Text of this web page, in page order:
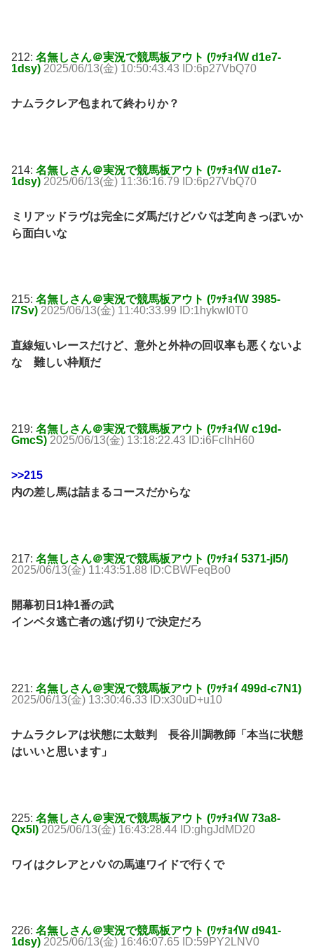
212: 名無しさん＠実況で競馬板アウト (ﾜｯﾁｮｲW d1e7-
1dsy) 2025/06/13(金) 10:50:43.43 ID:6p27VbQ70
ナムラクレア包まれて終わりか？
214: 名無しさん＠実況で競馬板アウト (ﾜｯﾁｮｲW d1e7-
1dsy) 2025/06/13(金) 11:36:16.79 ID:6p27VbQ70
ミリアッドラヴは完全にダ馬だけどパパは芝向きっぽいか
ら面白いな
215: 名無しさん＠実況で競馬板アウト (ﾜｯﾁｮｲW 3985-
l7Sv) 2025/06/13(金) 11:40:33.99 ID:1hykwI0T0
直線短いレースだけど、意外と外枠の回収率も悪くないよ
な 難しい枠順だ
219: 名無しさん＠実況で競馬板アウト (ﾜｯﾁｮｲW c19d-
GmcS) 2025/06/13(金) 13:18:22.43 ID:i6FclhH60
>>215
内の差し馬は詰まるコースだからな
217: 名無しさん＠実況で競馬板アウト (ﾜｯﾁｮｲ 5371-jI5/)
2025/06/13(金) 11:43:51.88 ID:CBWFeqBo0
開幕初日1枠1番の武
インベタ逃亡者の逃げ切りで決定だろ
221: 名無しさん＠実況で競馬板アウト (ﾜｯﾁｮｲ 499d-c7N1)
2025/06/13(金) 13:30:46.33 ID:x30uD+u10
ナムラクレアは状態に太鼓判 長谷川調教師「本当に状態
はいいと思います」
225: 名無しさん＠実況で競馬板アウト (ﾜｯﾁｮｲW 73a8-
Qx5I) 2025/06/13(金) 16:43:28.44 ID:ghgJdMD20
ワイはクレアとパパの馬連ワイドで行くで
226: 名無しさん＠実況で競馬板アウト (ﾜｯﾁｮｲW d941-
1dsy) 2025/06/13(金) 16:46:07.65 ID:59PY2LNV0